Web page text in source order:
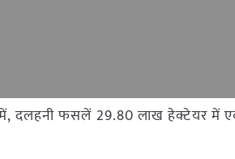
दलहनी फसलें 29.80 लाख हेक्टेयर में